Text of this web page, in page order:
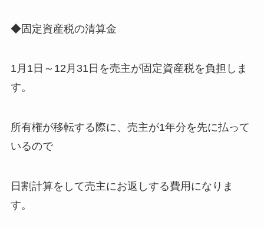
◆固定資産税の清算金
1月1日～12月31日を売主が固定資産税を負担しま
す。
所有権が移転する際に、売主が1年分を先に払って
いるので
日割計算をして売主にお返しする費用になりま
す。